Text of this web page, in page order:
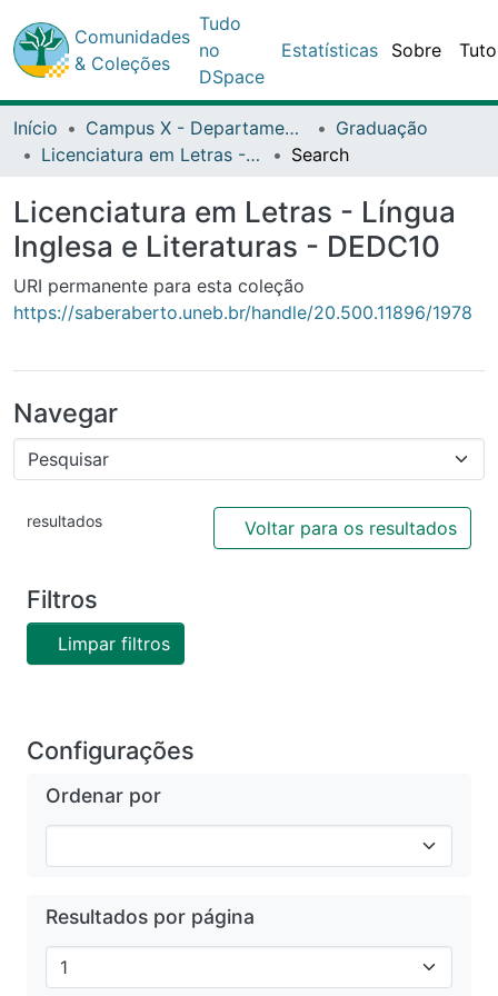
Comunidades
& Coleções
Tudo no
DSpace
Estatísticas Sobre Tutoriais
Início Campus X - Departamento de Educação (DEDC) - Teixeira de Freitas
Graduação
Licenciatura em Letras - Língua Inglesa e Literaturas - DEDC10
Search
Licenciatura em Letras - Língua
Inglesa e Literaturas - DEDC10
URI permanente para esta coleção
https://saberaberto.uneb.br/handle/20.500.11896/1978
Navegar
resultados Voltar para os resultados
Filtros
Limpar filtros
Configurações
Ordenar por
Resultados por página